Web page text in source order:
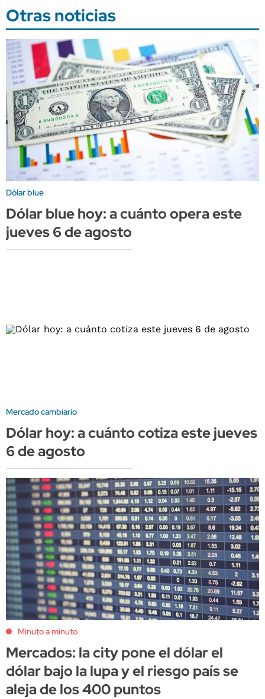
Otras noticias
Dólar blue
Dólar blue hoy: a cuánto opera este
jueves 6 de agosto
Mercado cambiario
Dólar hoy: a cuánto cotiza este jueves
6 de agosto
Minuto a minuto
Mercados: la city pone el dólar el
dólar bajo la lupa y el riesgo país se
aleja de los 400 puntos